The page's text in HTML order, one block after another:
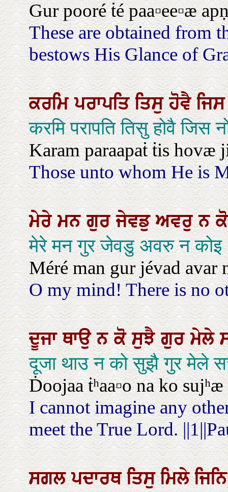
Gur pooré ṫé paa▫ee▫æ
These are obtained from
bestows His Glance of
ਕਰਮਿਪਰਾਪਤਿਤਿਸੁਹੋਵੈ
करमि परापति तिसु होवै
Karam paraapaṫ ṫis hovæ
Those unto whom He is
ਮੇਰੇਮਨਗੁਰਜੇਵਡੁਅਵਰੁਨ
मेरे मन गुर जेवडु अवरु न
Méré man gur jévad avar
O my mind! There is no
ਦੂਜਾਥਾਉਨਕੋਸੁਝੈਗੁਰਮੇਲੇ
दूजा थाउ न को सुझै गुर मेले
Ḋoojaa ṫʰaa▫o na ko
I cannot imagine any
meet the True Lord.
ਸਗਲਪਦਾਰਥਤਿਸੁਮਿਲੇ